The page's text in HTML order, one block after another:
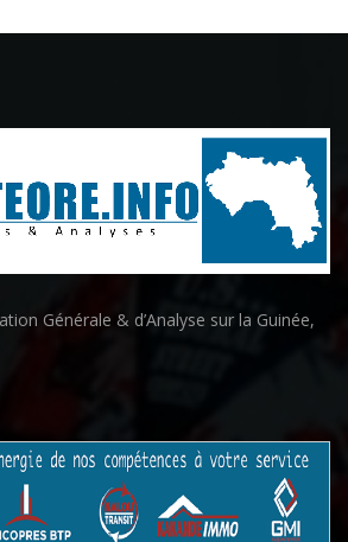
Générale & d’Analyse sur la Guinée,